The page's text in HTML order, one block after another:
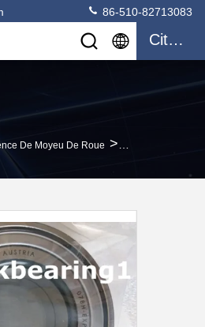
86-510-82713083
Citation
De Moyeu De Roue >